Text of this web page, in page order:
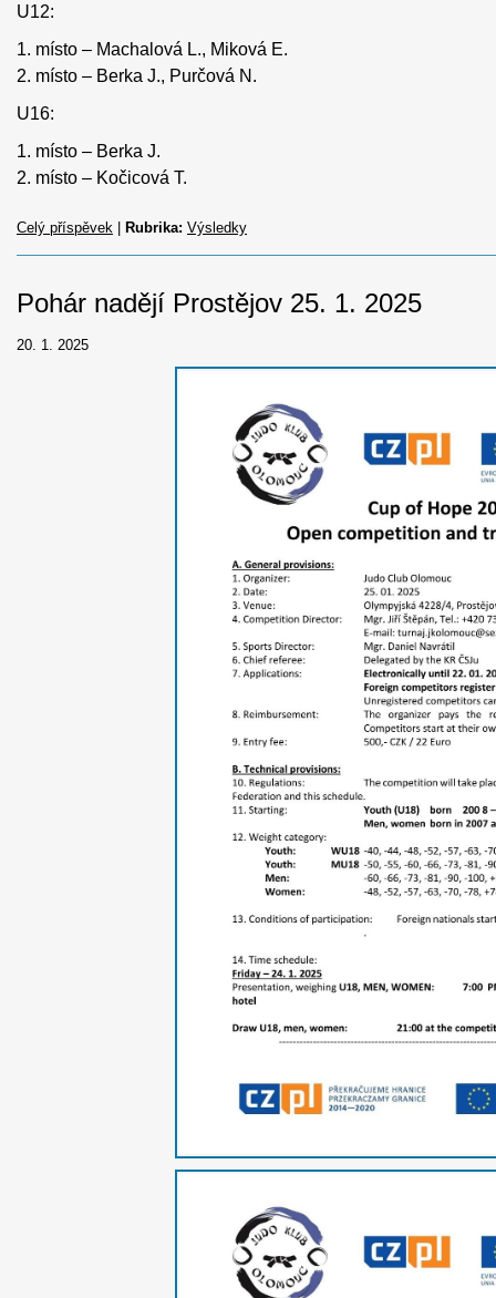
U12:
1. místo – Machalová L., Miková E.
2. místo – Berka J., Purčová N.
U16:
1. místo – Berka J.
2. místo – Kočicová T.
Celý příspěvek Rubrika: Výsledky
Pohár nadějí Prostějov 25. 1. 2025
20. 1. 2025